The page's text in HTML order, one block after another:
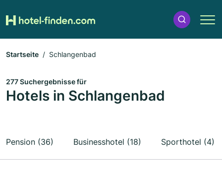
Startseite Schlangenbad
277 Suchergebnisse für
Hotels in Schlangenbad
Pension (36) Businesshotel (18) Sporthotel (4)